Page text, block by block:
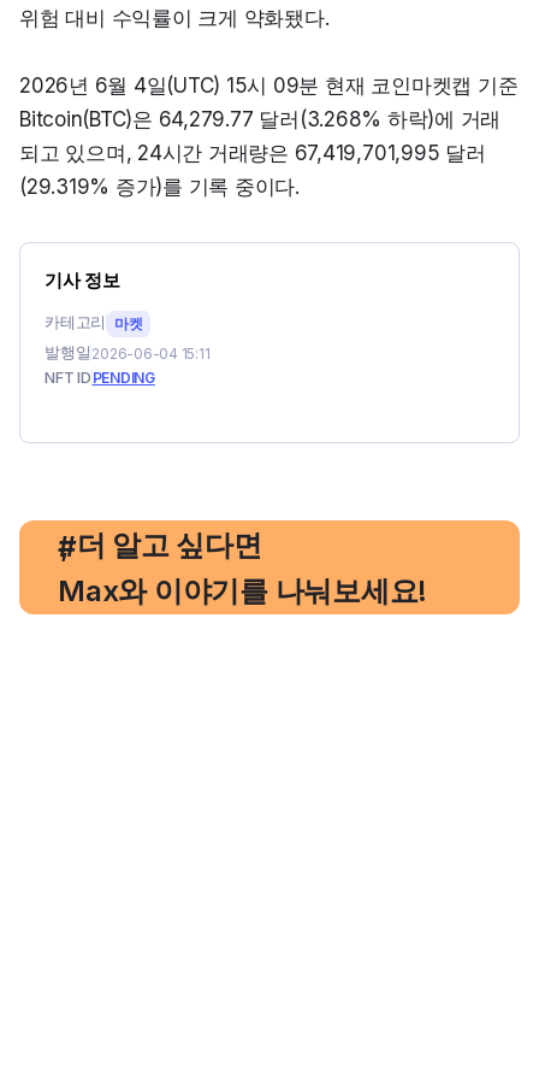
위험 대비 수익률이 크게 약화됐다.
2026년 6월 4일(UTC) 15시 09분 현재 코인마켓캡 기준
Bitcoin(BTC)은 64,279.77 달러(3.268% 하락)에 거래
되고 있으며, 24시간 거래량은 67,419,701,995 달러
(29.319% 증가)를 기록 중이다.
기사 정보
카테고리 마켓
발행일 2026-06-04 15:11
NFT ID PENDING
#
, 더 알고 싶다면
Max와 이야기를 나눠보세요!